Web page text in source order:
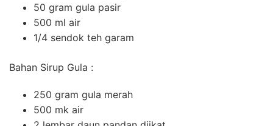
50 gram gula pasir
500 ml air
1/4 sendok teh garam
Bahan Sirup Gula :
250 gram gula merah
500 mk air